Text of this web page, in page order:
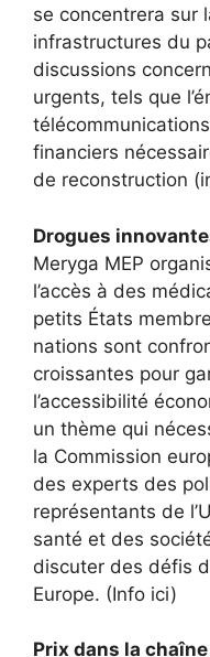
se concentrera sur
infrastructures du
discussions
urgents, tels que
financiers
de reconstruction
Drogues
Meryga MEP
l’accès à des
petits États
nations sont
croissantes pour
l’accessibilité
un thème qui
la Commission
des experts des
représentants de
santé et des
discuter des défis
Europe. (Info ici)
Prix ​​dans la